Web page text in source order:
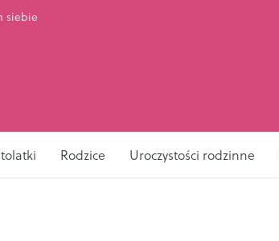
siebie
Rodzice Uroczystości rodzinne